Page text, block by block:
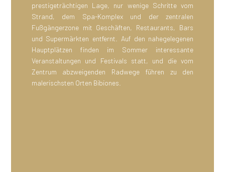
prestigeträchtigen Lage, nur wenige Schritte vom
Strand, dem Spa-Komplex und der zentralen
Fußgängerzone mit Geschäften, Restaurants, Bars
und Supermärkten entfernt. Auf den nahegelegenen
Hauptplätzen finden im Sommer interessante
Veranstaltungen und Festivals statt, und die vom
Zentrum abzweigenden Radwege führen zu den
malerischsten Orten Bibiones.